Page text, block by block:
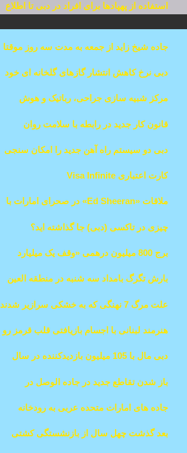
کرد
استفاده از پهپادها برای افراد در دبی تا اطلاع
جاده شیخ زاید از جمعه به مدت سه روز موقتا
دبی نرخ کاهش انتشار گازهای گلخانه ای خود
دهد
مرکز شبیه سازی جراحی، رباتیک و هوش
قانون کار جدید در رابطه با سلامت روان
دبی دو سیستم راه آهن جدید را امکان سنجی
کارت اعتباری Visa Infinite
ملاقات «Ed Sheeran» در صحرای امارات با
چیزی در تاکسی (دبی) جا گذاشته اید؟
برج 800 میلیون درهمی «وقف یک میلیارد
بارش تگرگ بامداد سه شنبه در منطقه العین
علت مرگ 7 نهنگی که به خشکی سرازیر شدند
هنرمند لبنانی با اجسام بازیافتی قلب قرمز رو
ساخت
دبی مال با 105 میلیون بازدیدکننده در سال
باز شدن تقاطع جدید در جاده الوصل در
جاده های امارات متحده عربی به رودخانه
بعد گذشت چهل سال از بازنشستگی کشتی